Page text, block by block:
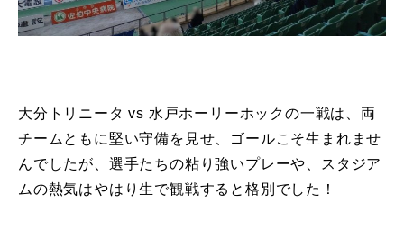
大分トリニータ vs 水戸ホーリーホックの一戦は、両
チームともに堅い守備を見せ、ゴールこそ生まれませ
んでしたが、選手たちの粘り強いプレーや、スタジア
ムの熱気はやはり生で観戦すると格別でした！